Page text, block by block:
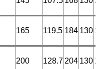
165 119.5 184 130
200 128.7 204 130